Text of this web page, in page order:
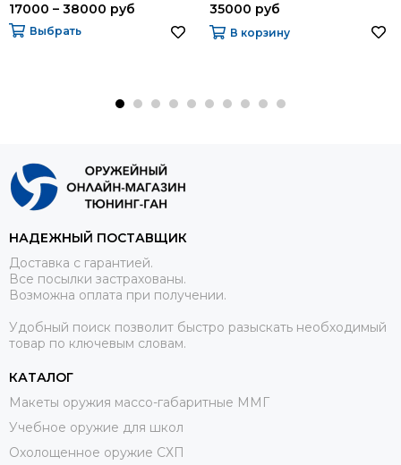
17000 – 38000 руб
Выбрать
35000 руб
В корзину
НАДЕЖНЫЙ ПОСТАВЩИК
Доставка с гарантией.
Все посылки застрахованы.
Возможна оплата при получении.
Удобный поиск позволит быстро разыскать необходимый
товар по ключевым словам.
КАТАЛОГ
Макеты оружия массо-габаритные ММГ
Учебное оружие для школ
Охолощенное оружие СХП